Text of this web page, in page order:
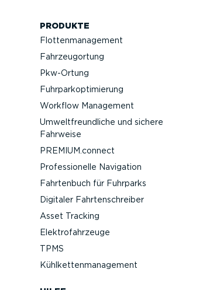
PRODUKTE
Flotten­ma­nagement
Fahrzeu­g­ortung
Pkw-Ortung
Fuhrpar­k­op­ti­mierung
Workflow Management
Umwelt­freund­liche und sichere
Fahrweise
PREMIUM.connect
Profes­sio­nelle Navigation
Fahrtenbuch für Fuhrparks
Digitaler Fahrten­schreiber
Asset Tracking
Elektro­fahr­zeuge
TPMS
Kühlket­ten­ma­nagement